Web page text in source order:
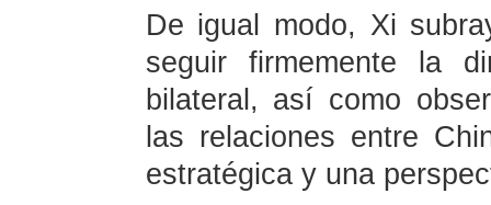
De igual modo, Xi
seguir firmemente la
bilateral, así como
las relaciones entre
estratégica y una